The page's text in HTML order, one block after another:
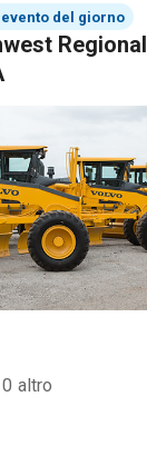
evento del giorno
Regional
altro